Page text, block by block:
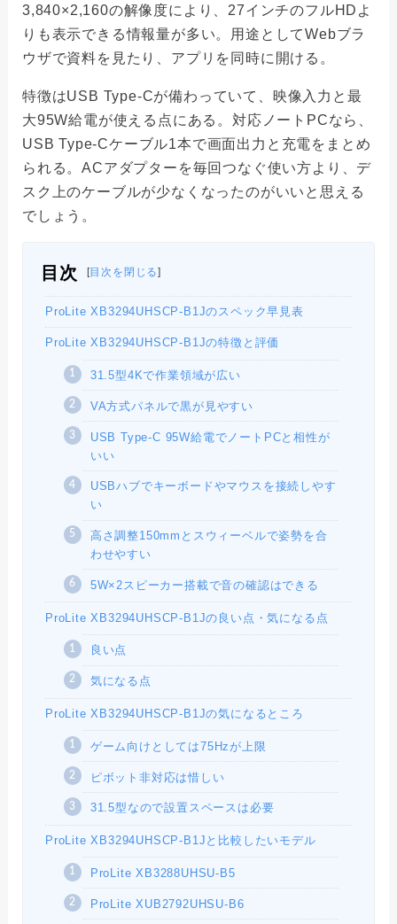
3,840×2,160の解像度により、27インチのフルHDよ
りも表示できる情報量が多い。用途としてWebブラ
ウザで資料を見たり、アプリを同時に開ける。
特徴はUSB Type-Cが備わっていて、映像入力と最
大95W給電が使える点にある。対応ノートPCなら、
USB Type-Cケーブル1本で画面出力と充電をまとめ
られる。ACアダプターを毎回つなぐ使い方より、デ
スク上のケーブルが少なくなったのがいいと思える
でしょう。
目次 目次を閉じる
ProLite XB3294UHSCP-B1Jのスペック早見表
ProLite XB3294UHSCP-B1Jの特徴と評価
31.5型4Kで作業領域が広い
VA方式パネルで黒が見やすい
USB Type-C 95W給電でノートPCと相性が
いい
USBハブでキーボードやマウスを接続しやす
い
高さ調整150mmとスウィーベルで姿勢を合
わせやすい
5W×2スピーカー搭載で音の確認はできる
ProLite XB3294UHSCP-B1Jの良い点・気になる点
良い点
気になる点
ProLite XB3294UHSCP-B1Jの気になるところ
ゲーム向けとしては75Hzが上限
ピボット非対応は惜しい
31.5型なので設置スペースは必要
ProLite XB3294UHSCP-B1Jと比較したいモデル
ProLite XB3288UHSU-B5
ProLite XUB2792UHSU-B6